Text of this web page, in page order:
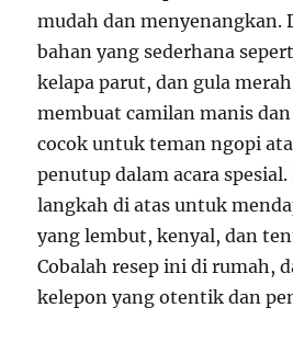
mudah dan menyenangkan.
bahan yang sederhana
kelapa parut, dan gula
membuat camilan manis
cocok untuk teman ngopi
penutup dalam acara
langkah di atas untuk
yang lembut, kenyal, dan
Cobalah resep ini di rumah,
kelepon yang otentik dan